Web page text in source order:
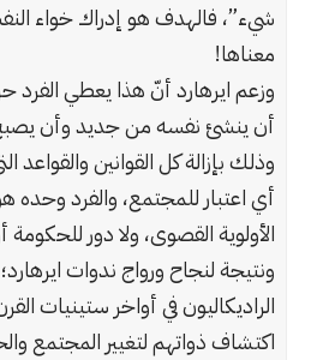
شيء”، فالهدف هو إدراك خواء
معناها!
وزعم ايرهارد أنّ هذا يعطي
أن ينشئ نفسه من جديد وأن
وذلك بإزالة كل القوانين والقواعد
أي اعتبار للمجتمع، والفرد
الأولوية القصوى، ولا دور
ونتيجة لنجاح ورواج ندوات
الراديكاليون في أواخر ستينيات
اكتشاف ذواتهم لتغيير المجتمع